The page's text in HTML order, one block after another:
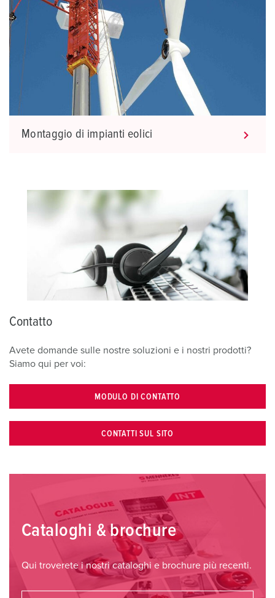
Montaggio di impianti eolici
Contatto
Avete domande sulle nostre soluzioni e i nostri prodotti?
Siamo qui per voi:
MODULO DI CONTATTO
CONTATTI SUL SITO
Cataloghi & brochure
Qui troverete i nostri cataloghi e brochure più recenti.